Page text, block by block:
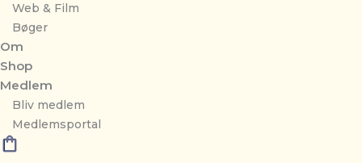
Web & Film
Bøger
Om
Shop
Medlem
Bliv medlem
Medlemsportal